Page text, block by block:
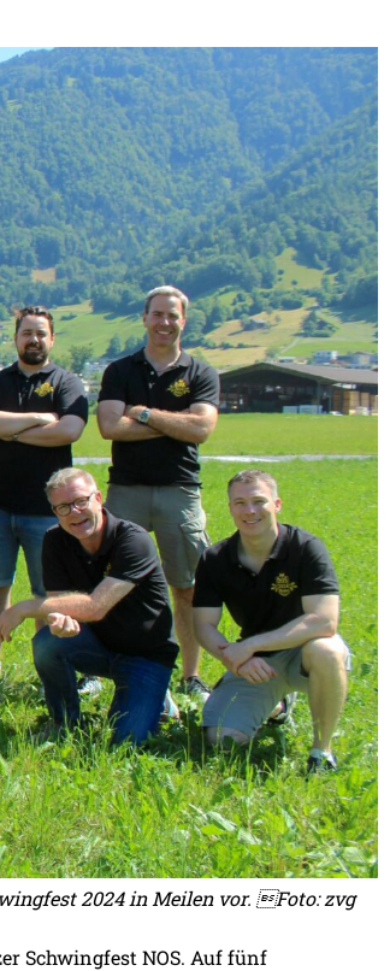
2024 in Meilen vor. Foto: zvg
Schwingfest NOS. Auf fünf